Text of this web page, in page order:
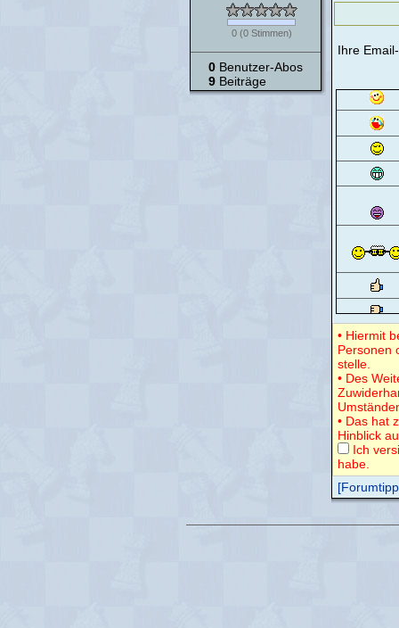
0 (0 Stimmen)
0 Benutzer-Abos
9 Beiträge
Ihre
• Hiermit
Personen
stelle.
• Des
• Das hat
Hinblick
Ich
habe.